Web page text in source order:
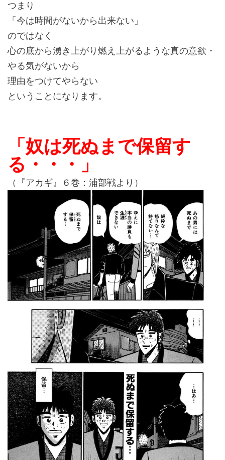
つまり
「今は時間がないから出来ない」
のではなく
心の底から湧き上がり燃え上がるような真の意欲・
やる気がないから
理由をつけてやらない
ということになります。
「奴は死ぬまで保留す
る・・・」
（『アカギ』６巻：浦部戦より）